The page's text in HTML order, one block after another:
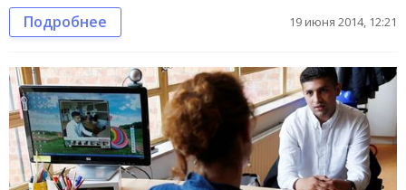
Подробнее 19 июня 2014, 12:21